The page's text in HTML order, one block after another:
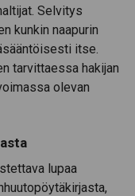
Selvitys
kunkin naapurin
itse.
tarvittaessa hakijan
olevan
lupaa